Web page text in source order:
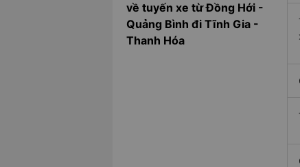
về tuyến xe từ Đồng Hới -
Quảng Bình đi Tĩnh Gia -
Thanh Hóa